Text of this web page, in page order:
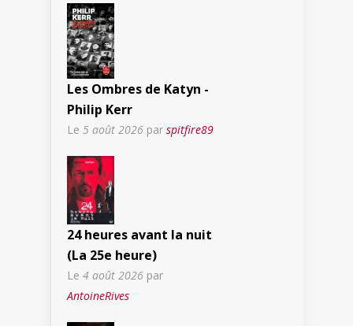
Les Ombres de Katyn -
Philip Kerr
Le 5 août 2026 par spitfire89
24 heures avant la nuit
(La 25e heure)
Le 4 août 2026 par
AntoineRives